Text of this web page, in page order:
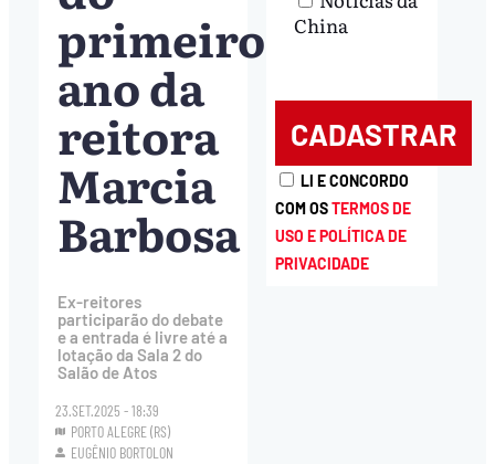
primeiro
ano da
reitora
Marcia
Barbosa
Ex-reitores
participarão do debate
e a entrada é livre até a
lotação da Sala 2 do
Salão de Atos
23.SET.2025 - 18:39
PORTO ALEGRE (RS)
EUGÊNIO BORTOLON
China
LI E CONCORDO
COM OSTERMOS DE
USO E POLÍTICA DE
PRIVACIDADE